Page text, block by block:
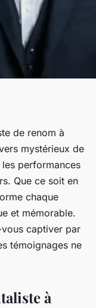
genève
de renom à
mystérieux de
performances
Que ce soit en
chaque
et mémorable.
captiver par
témoignages ne
à